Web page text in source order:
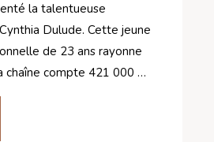
la talentueuse
Dulude. Cette jeune
de 23 ans rayonne
chaîne compte 421 000 …